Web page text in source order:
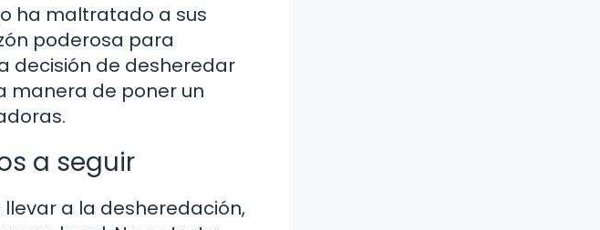
ha maltratado a sus
poderosa para
decisión de desheredar
manera de poner un
a seguir
a la desheredación,